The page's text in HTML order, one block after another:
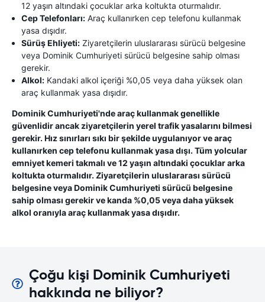
12 yaşın altındaki çocuklar arka koltukta oturmalıdır.
Cep Telefonları: Araç kullanırken cep telefonu kullanmak
yasa dışıdır.
Sürüş Ehliyeti: Ziyaretçilerin uluslararası sürücü belgesine
veya Dominik Cumhuriyeti sürücü belgesine sahip olması
gerekir.
Alkol: Kandaki alkol içeriği %0,05 veya daha yüksek olan
araç kullanmak yasa dışıdır.
Dominik Cumhuriyeti'nde araç kullanmak genellikle
güvenlidir ancak ziyaretçilerin yerel trafik yasalarını bilmesi
gerekir. Hız sınırları sıkı bir şekilde uygulanıyor ve araç
kullanırken cep telefonu kullanmak yasa dışı. Tüm yolcular
emniyet kemeri takmalı ve 12 yaşın altındaki çocuklar arka
koltukta oturmalıdır. Ziyaretçilerin uluslararası sürücü
belgesine veya Dominik Cumhuriyeti sürücü belgesine
sahip olması gerekir ve kanda %0,05 veya daha yüksek
alkol oranıyla araç kullanmak yasa dışıdır.
Çoğu kişi Dominik Cumhuriyeti
hakkında ne biliyor?